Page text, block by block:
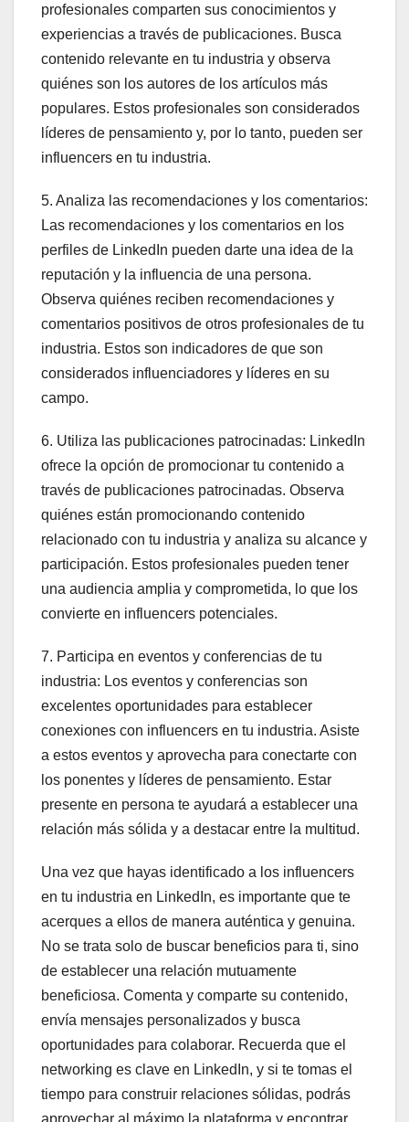
profesionales comparten sus conocimientos y
experiencias a través de publicaciones. Busca
contenido relevante en tu industria y observa
quiénes son los autores de los artículos más
populares. Estos profesionales son considerados
líderes de pensamiento y, por lo tanto, pueden ser
influencers en tu industria.
5. Analiza las recomendaciones y los comentarios:
Las recomendaciones y los comentarios en los
perfiles de LinkedIn pueden darte una idea de la
reputación y la influencia de una persona.
Observa quiénes reciben recomendaciones y
comentarios positivos de otros profesionales de tu
industria. Estos son indicadores de que son
considerados influenciadores y líderes en su
campo.
6. Utiliza las publicaciones patrocinadas: LinkedIn
ofrece la opción de promocionar tu contenido a
través de publicaciones patrocinadas. Observa
quiénes están promocionando contenido
relacionado con tu industria y analiza su alcance y
participación. Estos profesionales pueden tener
una audiencia amplia y comprometida, lo que los
convierte en influencers potenciales.
7. Participa en eventos y conferencias de tu
industria: Los eventos y conferencias son
excelentes oportunidades para establecer
conexiones con influencers en tu industria. Asiste
a estos eventos y aprovecha para conectarte con
los ponentes y líderes de pensamiento. Estar
presente en persona te ayudará a establecer una
relación más sólida y a destacar entre la multitud.
Una vez que hayas identificado a los influencers
en tu industria en LinkedIn, es importante que te
acerques a ellos de manera auténtica y genuina.
No se trata solo de buscar beneficios para ti, sino
de establecer una relación mutuamente
beneficiosa. Comenta y comparte su contenido,
envía mensajes personalizados y busca
oportunidades para colaborar. Recuerda que el
networking es clave en LinkedIn, y si te tomas el
tiempo para construir relaciones sólidas, podrás
aprovechar al máximo la plataforma y encontrar